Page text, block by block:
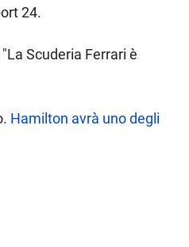
24.
"La Scuderia Ferrari è
Hamilton avrà uno degli